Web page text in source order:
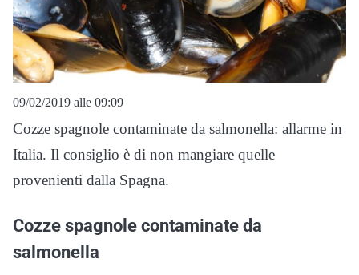
09/02/2019 alle 09:09
Cozze spagnole contaminate da salmonella: allarme in
Italia. Il consiglio è di non mangiare quelle
provenienti dalla Spagna.
Cozze spagnole contaminate da
salmonella